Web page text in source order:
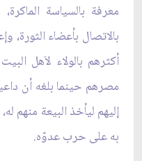
معرفة بالسياسة
بالاتصال بأعضاء الثورة،
أكثرهم بالولاء لاَهل
مصرهم حينما بلغه أن
إليهم ليأخذ البيعة منهم
به على حرب عدوّه.